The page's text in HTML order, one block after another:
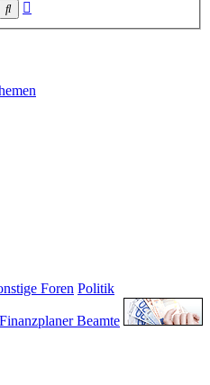
Suche
Foren Politik
Finanzplaner Beamte